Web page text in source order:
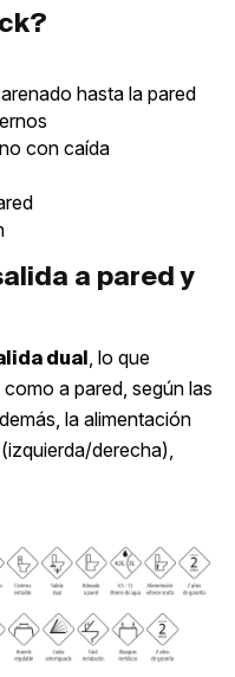
hasta la pared
con caída
a pared y
dual, lo que
a pared, según las
la alimentación
derecha),